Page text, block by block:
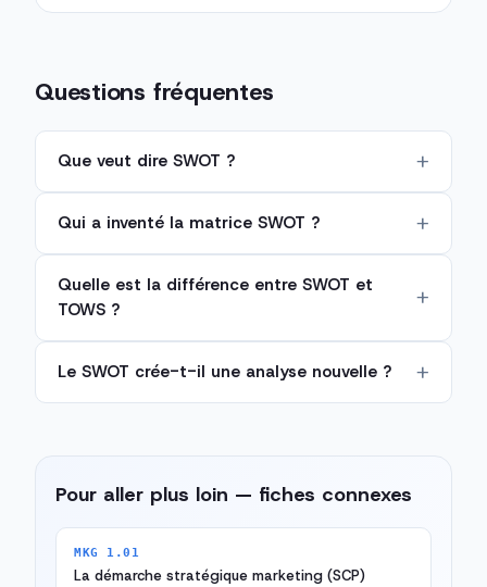
Questions fréquentes
Que veut dire SWOT ?
Qui a inventé la matrice SWOT ?
Quelle est la différence entre SWOT et
TOWS ?
Le SWOT crée-t-il une analyse nouvelle ?
Pour aller plus loin — fiches connexes
MKG 1.01
La démarche stratégique marketing (SCP)